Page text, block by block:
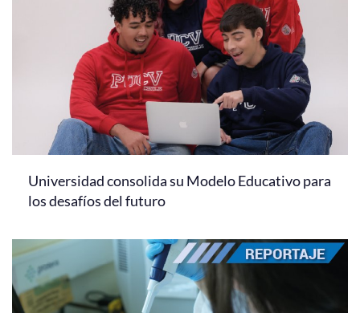
Universidad consolida su Modelo Educativo para
los desafíos del futuro